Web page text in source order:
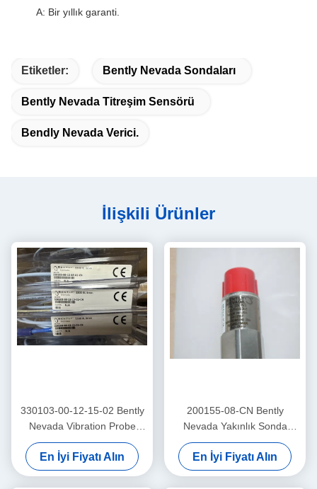
A: Bir yıllık garanti.
Etiketler: Bently Nevada Sondaları
Bently Nevada Titreşim Sensörü
Bendly Nevada Verici.
İlişkili Ürünler
330103-00-12-15-02 Bently
Nevada Vibration Probe
3300 Xl Yakınlaştırıcı Sensör
En İyi Fiyatı Alın
200155-08-CN Bently
Nevada Yakınlık Sonda
Düşük Frekanslı
Trendmaster Pro Hızlandırıcı
En İyi Fiyatı Alın